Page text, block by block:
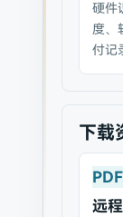
硬件
度、
付记
下载
PDF
远